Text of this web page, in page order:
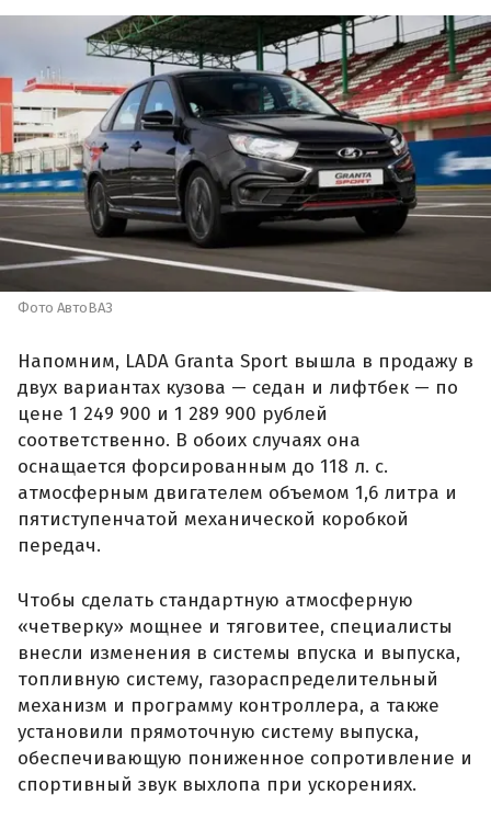
Фото АвтоВАЗ
Напомним, LADA Granta Sport вышла в продажу в
двух вариантах кузова — седан и лифтбек — по
цене 1 249 900 и 1 289 900 рублей
соответственно. В обоих случаях она
оснащается форсированным до 118 л. с.
атмосферным двигателем объемом 1,6 литра и
пятиступенчатой механической коробкой
передач.
Чтобы сделать стандартную атмосферную
«четверку» мощнее и тяговитее, специалисты
внесли изменения в системы впуска и выпуска,
топливную систему, газораспределительный
механизм и программу контроллера, а также
установили прямоточную систему выпуска,
обеспечивающую пониженное сопротивление и
спортивный звук выхлопа при ускорениях.